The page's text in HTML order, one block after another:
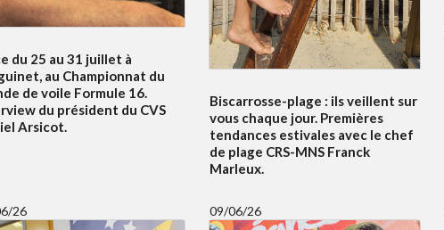
du 25 au 31 juillet à
au Championnat du
de voile Formule 16.
du président du CVS
Arsicot.
Biscarrosse-plage : ils veillent sur
vous chaque jour. Premières
tendances estivales avec le chef
de plage CRS-MNS Franck
Marleux.
26 09/06/26